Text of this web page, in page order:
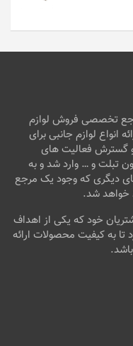
مرجع تخصصی فروش لوازم
از سال ۹۸ با هدف ارائه انواع لوازم جانبی برای
گسترش فعالیت های
تبلت و … وارد شد و به
دیگری که وجود یک مرجع
خواهد شد.
خود که یکی از اهداف
به کیفیت محصولات ارائه